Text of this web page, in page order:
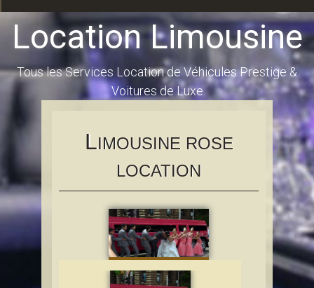
Location Limousine
Tous les Services Location de Véhicules Prestige &
Voitures de Luxe
LIMOUSINE ROSE
LOCATION